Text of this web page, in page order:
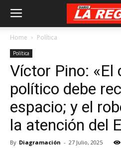
Home Política
Política
Víctor Pino: «El
político debe
espacio; y el
la atención del
By Diagramación - 27 Julio, 2025